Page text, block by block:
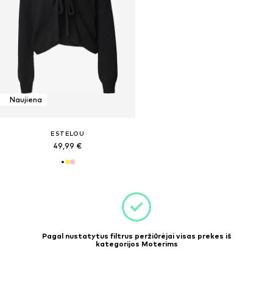
Naujiena
ESTELOU
49,99 €
Pagal nustatytus filtrus peržiūrėjai visas prekes iš
kategorijos Moterims